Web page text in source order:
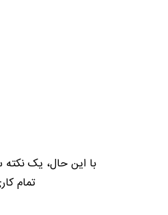
با این حال، یک
تمام